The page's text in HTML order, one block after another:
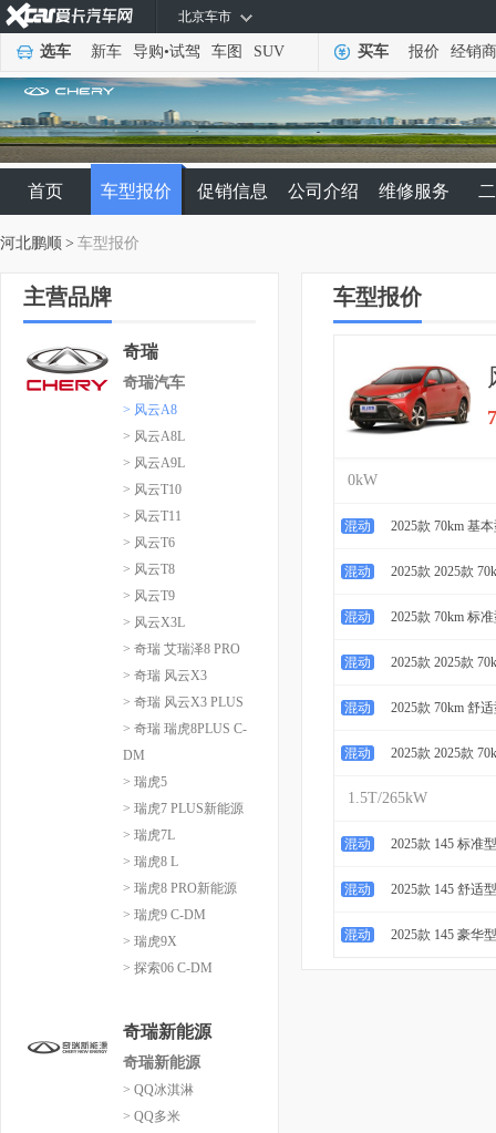
北京车市
选车 新车 导购•试驾 车图 SUV 买车 报价 经销商
首页 车型报价 促销信息 公司介绍 维修服务
河北鹏顺 > 车型报价
主营品牌
奇瑞
奇瑞汽车
> 风云A8
> 风云A8L
> 风云A9L
> 风云T10
> 风云T11
> 风云T6
> 风云T8
> 风云T9
> 风云X3L
> 奇瑞 艾瑞泽8 PRO
> 奇瑞 风云X3
> 奇瑞 风云X3 PLUS
> 奇瑞 瑞虎8PLUS C-
DM
> 瑞虎5
> 瑞虎7 PLUS新能源
> 瑞虎7L
> 瑞虎8 L
> 瑞虎8 PRO新能源
> 瑞虎9 C-DM
> 瑞虎9X
> 探索06 C-DM
奇瑞新能源
奇瑞新能源
> QQ冰淇淋
> QQ多米
车型报价
0kW
混动 2025款 70km 基
混动 2025款 2025款
混动 2025款 70km 标
混动 2025款 2025款
混动 2025款 70km 舒
混动 2025款 2025款
1.5T/265kW
混动 2025款 145 标准型
混动 2025款 145 舒适型
混动 2025款 145 豪华型